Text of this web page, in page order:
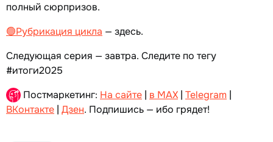
полный сюрпризов.
🟢Рубрикация цикла — здесь.
Следующая серия — завтра. Следите по тегу
#итоги2025
Постмаркетинг: На сайте | в MAX | Telegram |
ВКонтакте | Дзен. Подпишись — ибо грядет!